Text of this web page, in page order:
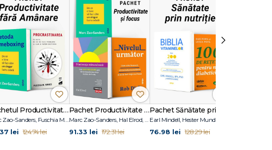
să aprofundezi
legate între ele
și creșterea
în funcție de
fiecărui exercițiu și
de respirație,
Pilateseste o carte
1989, a înființat Body
Pilates din
Pachetul Productivitate fără Amânare
lei 124.74 lei
Pachet Productivitate și focus
91.33 lei 172.31 lei 76.98 lei 128.29 lei
›